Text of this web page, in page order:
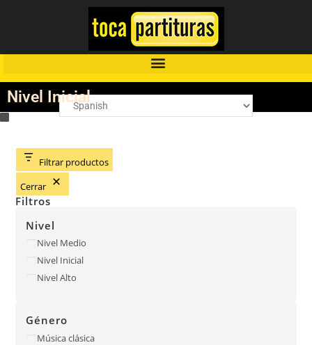
Nivel Inicial
Filtrar productos
Cerrar
Filtros
Nivel
Nivel Medio
Nivel Inicial
Nivel Alto
Género
Música clásica